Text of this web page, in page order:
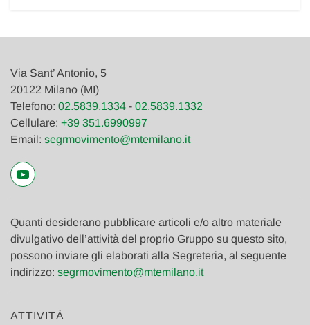
Via Sant’ Antonio, 5
20122 Milano (MI)
Telefono: 02.5839.1334 - 02.5839.1332
Cellulare: +39 351.6990997
Email: segrmovimento@mtemilano.it
Quanti desiderano pubblicare articoli e/o altro materiale
divulgativo dell’attività del proprio Gruppo su questo sito,
possono inviare gli elaborati alla Segreteria, al seguente
indirizzo: segrmovimento@mtemilano.it
ATTIVITÀ